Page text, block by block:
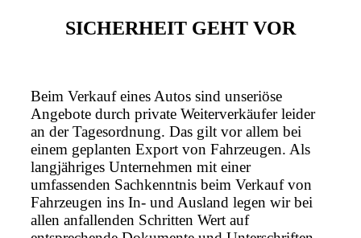
SICHERHEIT GEHT VOR
Beim Verkauf eines Autos sind unseriöse
Angebote durch private Weiterverkäufer leider
an der Tagesordnung. Das gilt vor allem bei
einem geplanten Export von Fahrzeugen. Als
langjähriges Unternehmen mit einer
umfassenden Sachkenntnis beim Verkauf von
Fahrzeugen ins In- und Ausland legen wir bei
allen anfallenden Schritten Wert auf